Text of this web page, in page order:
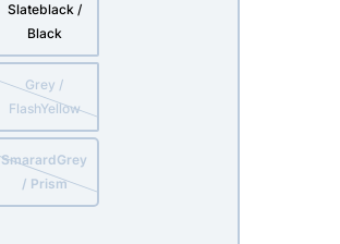
Slateblack /
Black
Grey /
FlashYellow
SmarardGrey
/ Prism